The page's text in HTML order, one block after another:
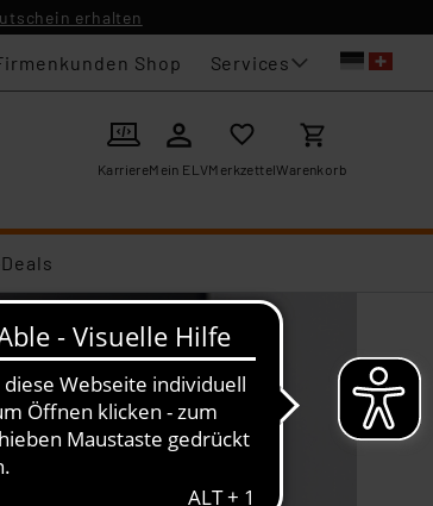
erhalten
Shop Services
KarriereMein ELVMerkzettelWarenkorb